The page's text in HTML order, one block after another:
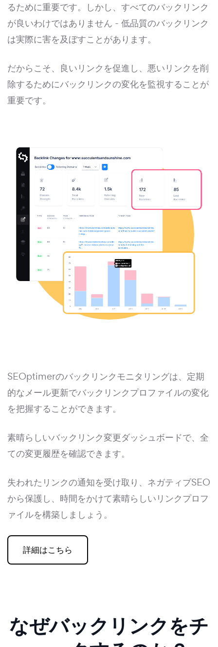
るために重要です。しかし、すべてのバックリンク
が良いわけではありません - 低品質のバックリンク
は実際に害を及ぼすことがあります。
だからこそ、良いリンクを促進し、悪いリンクを削
除するためにバックリンクの変化を監視することが
重要です。
SEOptimerのバックリンクモニタリングは、定期
的なメール更新でバックリンクプロファイルの変化
を把握することができます。
素晴らしいバックリンク変更ダッシュボードで、全
ての変更履歴を確認できます。
失われたリンクの通知を受け取り、ネガティブSEO
から保護し、時間をかけて素晴らしいリンクプロフ
ァイルを構築しましょう。
詳細はこちら
なぜバックリンクをチ